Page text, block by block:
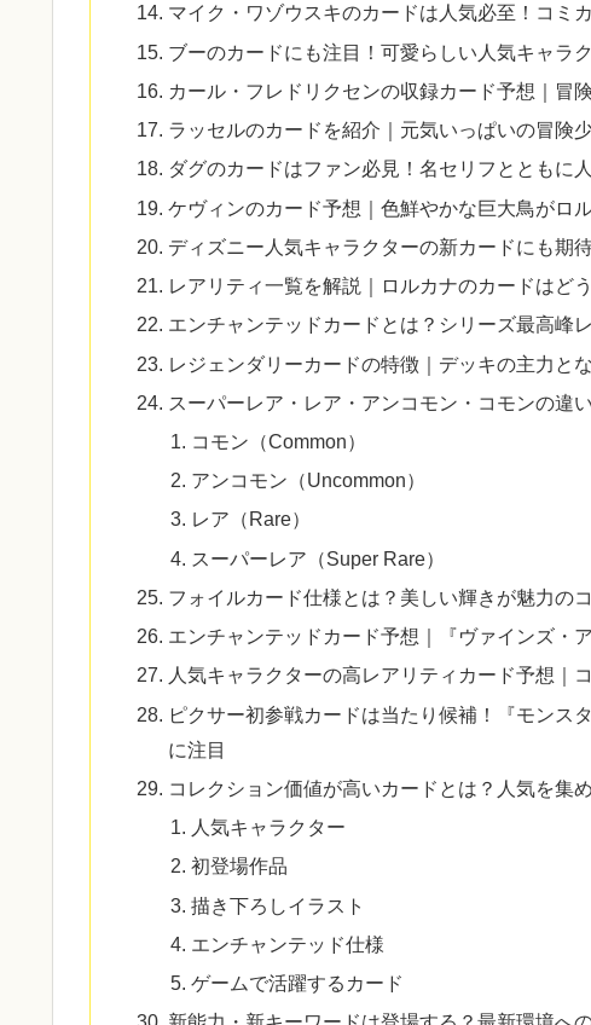
マイク・ワゾウスキのカードは人気必至！コミ
ブーのカードにも注目！可愛らしい人気キャラ
カール・フレドリクセンの収録カード予想｜冒
ラッセルのカードを紹介｜元気いっぱいの冒険
ダグのカードはファン必見！名セリフとともに
ケヴィンのカード予想｜色鮮やかな巨大鳥がロ
ディズニー人気キャラクターの新カードにも期
レアリティ一覧を解説｜ロルカナのカードはど
エンチャンテッドカードとは？シリーズ最高峰
レジェンダリーカードの特徴｜デッキの主力と
スーパーレア・レア・アンコモン・コモンの違
コモン（Common）
アンコモン（Uncommon）
レア（Rare）
スーパーレア（Super Rare）
フォイルカード仕様とは？美しい輝きが魅力の
エンチャンテッドカード予想｜『ヴァインズ・
人気キャラクターの高レアリティカード予想｜
ピクサー初参戦カードは当たり候補！『モンス
に注目
コレクション価値が高いカードとは？人気を集
人気キャラクター
初登場作品
描き下ろしイラスト
エンチャンテッド仕様
ゲームで活躍するカード